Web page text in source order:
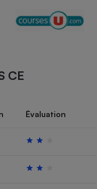
CE
Évaluation
Ventilateur